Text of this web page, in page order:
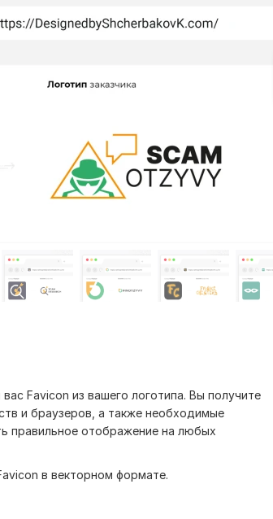
Favicon из вашего логотипа. Вы получите
и браузеров, а также необходимые
правильное отображение на любых
в векторном формате.